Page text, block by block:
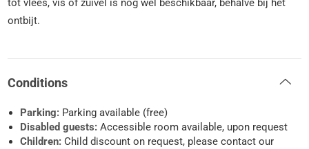
ontbijt.
Conditions
Parking: Parking available (free)
Disabled guests: Accessible room available, upon request
Children: Child discount on request, please contact our